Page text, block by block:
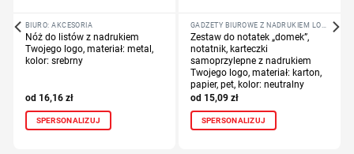
BIURO: AKCESORIA
Nóż do listów z nadrukiem
Twojego logo, materiał: metal,
kolor: srebrny
16,16 zł
SPERSONALIZUJ
GADŻETY BIUROWE Z NADRUKIEM LOGO FIRMY
Zestaw do notatek „domek”,
notatnik, karteczki
samoprzylepne z nadrukiem
Twojego logo, materiał: karton,
papier, pet, kolor: neutralny
15,09 zł
SPERSONALIZUJ